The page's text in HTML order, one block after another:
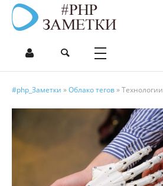
#php_Заметки »Облако тегов» Технологии